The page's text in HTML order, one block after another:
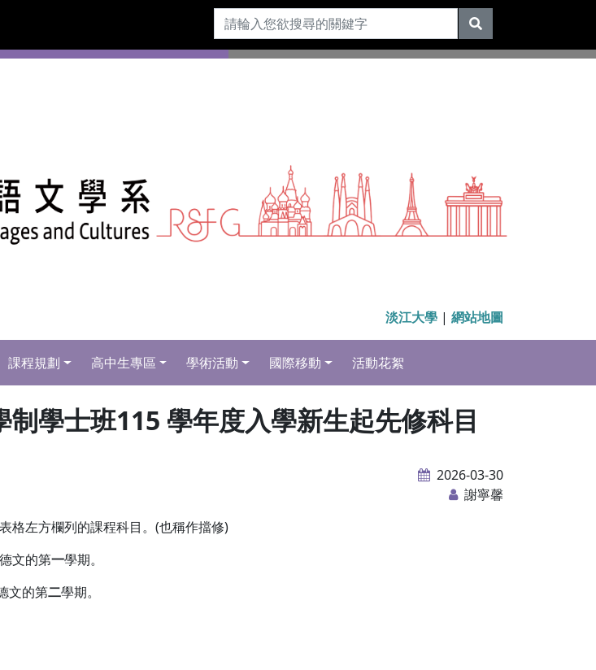
淡江大學 | 網站地圖
課程規劃 高中生專區 學術活動 國際移動 活動花絮
學士班115 學年度入學新生起先修科目
2026-03-30
謝寧馨
格左方欄列的課程科目。(也稱作擋修)
文的第一學期。
文的第二學期。